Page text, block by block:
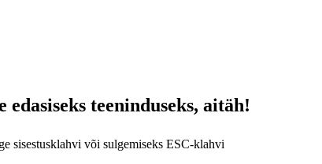
teeninduseks, aitäh!
sisestusklahvi või sulgemiseks ESC-klahvi